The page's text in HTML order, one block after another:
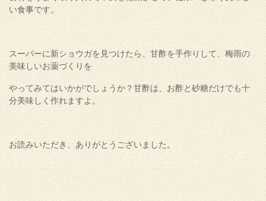
い食事です。
スーパーに新ショウガを見つけたら、甘酢を手作りして、梅雨の
美味しいお薬づくりを
やってみてはいかがでしょうか？甘酢は、お酢と砂糖だけでも十
分美味しく作れますよ。
お読みいただき、ありがとうございました。